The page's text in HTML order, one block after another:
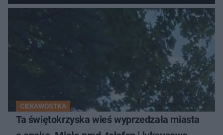
CIEKAWOSTKA
Ta świętokrzyska wieś wyprzedzała miasta